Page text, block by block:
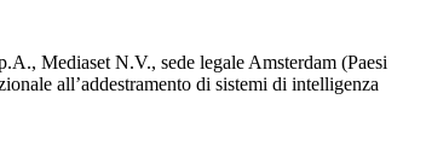
Mediaset N.V., sede legale Amsterdam (Paesi
all’addestramento di sistemi di intelligenza